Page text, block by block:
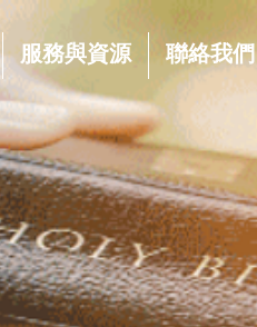
服務與資源 聯絡我們